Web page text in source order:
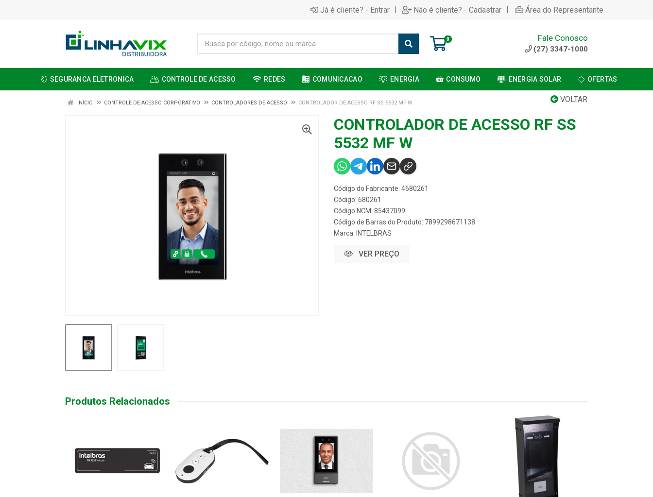
Já é cliente? - Entrar | Não é cliente? - Cadastrar | Área do Representante
0 Fale Conosco
(27) 3347-1000
SEGURANCA ELETRONICA CONTROLE DE ACESSO REDES COMUNICACAO ENERGIA CONSUMO ENERGIA SOLAR OFERTAS
VOLTAR
INÍCIO CONTROLE DE ACESSO CORPORATIVO CONTROLADORES DE ACESSO CONTROLADOR DE ACESSO RF SS 5532 MF W
CONTROLADOR DE ACESSO RF SS
5532 MF W
Código do Fabricante: 4680261
Código: 680261
Código NCM: 85437099
Código de Barras do Produto: 7899298671138
Marca: INTELBRAS
VER PREÇO
Produtos Relacionados